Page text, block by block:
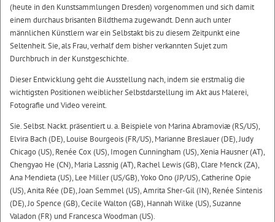
(heute in den Kunstsammlungen Dresden) vorgenommen und sich damit
einem durchaus brisanten Bildthema zugewandt. Denn auch unter
männlichen Künstlern war ein Selbstakt bis zu diesem Zeitpunkt eine
Seltenheit. Sie, als Frau, verhalf dem bisher verkannten Sujet zum
Durchbruch in der Kunstgeschichte.
Dieser Entwicklung geht die Ausstellung nach, indem sie erstmalig die
wichtigsten Positionen weiblicher Selbstdarstellung im Akt aus Malerei,
Fotografie und Video vereint.
Sie. Selbst. Nackt. präsentiert u. a. Beispiele von Marina Abramoviæ (RS/US),
Elvira Bach (DE), Louise Bourgeois (FR/US), Marianne Breslauer (DE), Judy
Chicago (US), Renée Cox (US), Imogen Cunningham (US), Xenia Hausner (AT),
Chengyao He (CN), Maria Lassnig (AT), Rachel Lewis (GB), Clare Menck (ZA),
Ana Mendieta (US), Lee Miller (US/GB), Yoko Ono (JP/US), Catherine Opie
(US), Anita Rée (DE), Joan Semmel (US), Amrita Sher-Gil (IN), Renée Sintenis
(DE), Jo Spence (GB), Cecile Walton (GB), Hannah Wilke (US), Suzanne
Valadon (FR) und Francesca Woodman (US).